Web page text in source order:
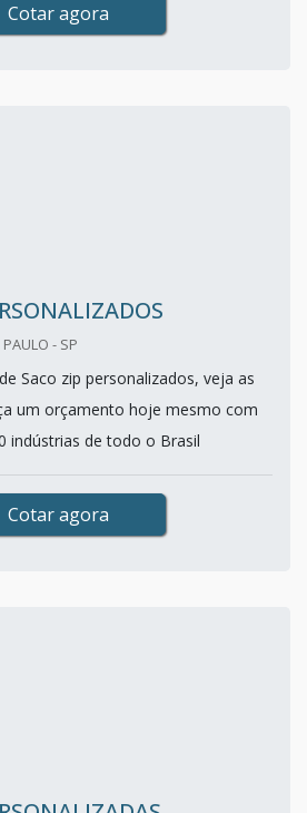
Cotar agora
- SP
Saco zip personalizados, veja as
um orçamento hoje mesmo com
indústrias de todo o Brasil
Cotar agora